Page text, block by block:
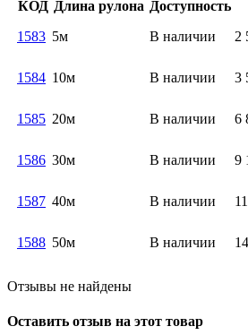
КОД Длина рулона Доступность
1583 5м В наличии 2
1584 10м В наличии 3
1585 20м В наличии 6
1586 30м В наличии 9
1587 40м В наличии
1588 50м В наличии
Отзывы не найдены
Оставить отзыв на этот товар